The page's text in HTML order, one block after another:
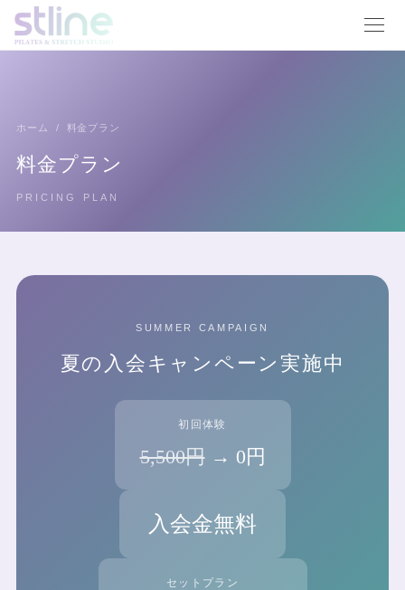
ホーム / 料金プラン
料金プラン
PRICING PLAN
SUMMER CAMPAIGN
夏の入会キャンペーン 実施中
初回体験
5,500円→ 0円
入会金無料
セットプラン